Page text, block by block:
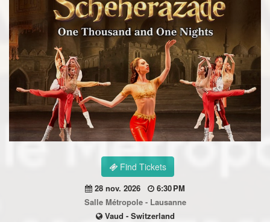
Find Tickets
28 nov. 2026
6:30 PM
Salle Métropole - Lausanne
Vaud - Switzerland